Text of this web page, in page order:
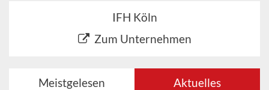
IFH Köln
Zum Unternehmen
Meistgelesen Aktuelles